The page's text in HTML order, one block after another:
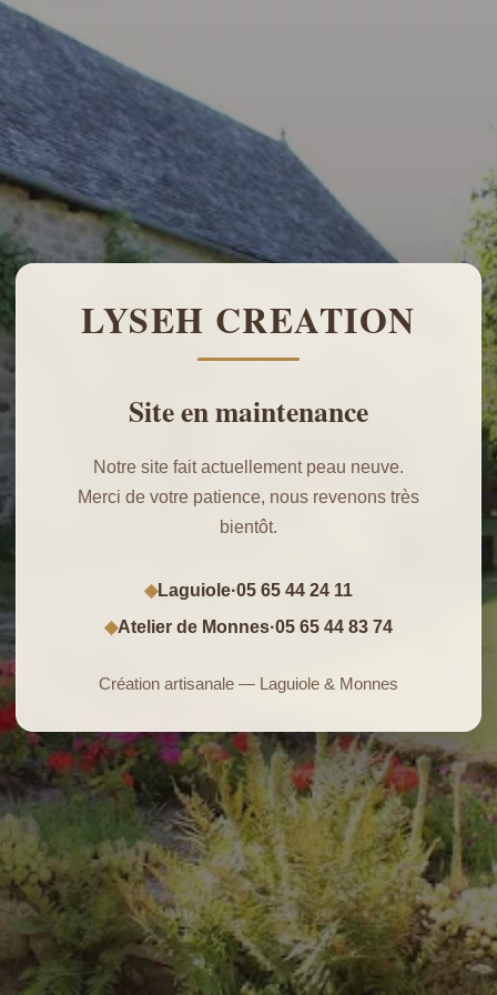
LYSEH CREATION
Site en maintenance
Notre site fait actuellement peau neuve.
Merci de votre patience, nous revenons très
bientôt.
◆Laguiole·05 65 44 24 11
◆Atelier de Monnes·05 65 44 83 74
Création artisanale — Laguiole & Monnes